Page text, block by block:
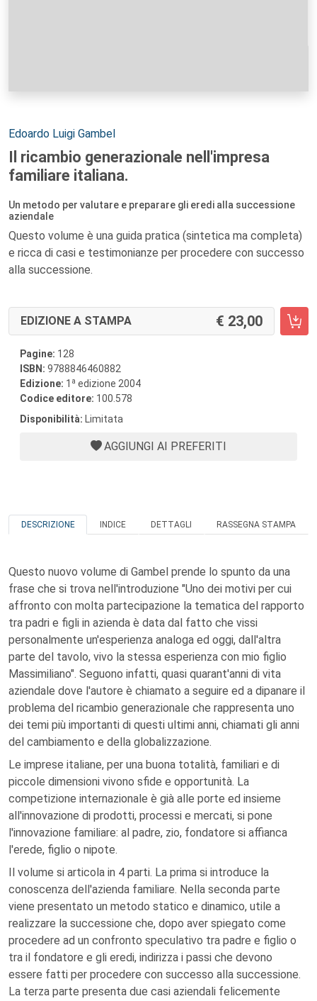
Autori:
Edoardo Luigi Gambel
Il ricambio generazionale nell'impresa
familiare italiana.
Un metodo per valutare e preparare gli eredi alla successione
aziendale
Questo volume è una guida pratica (sintetica ma completa)
e ricca di casi e testimonianze per procedere con successo
alla successione.
EDIZIONE A STAMPA 23,00
Pagine: 128
ISBN: 9788846460882
Edizione: 1 a edizione 2004
Codice editore: 100.578
Disponibilità: Limitata
AGGIUNGI AI PREFERITI
DESCRIZIONE INDICE DETTAGLI RASSEGNA STAMPA
Questo nuovo volume di Gambel prende lo spunto da una
frase che si trova nell'introduzione "Uno dei motivi per cui
affronto con molta partecipazione la tematica del rapporto
tra padri e figli in azienda è data dal fatto che vissi
personalmente un'esperienza analoga ed oggi, dall'altra
parte del tavolo, vivo la stessa esperienza con mio figlio
Massimiliano". Seguono infatti, quasi quarant'anni di vita
aziendale dove l'autore è chiamato a seguire ed a dipanare il
problema del ricambio generazionale che rappresenta uno
dei temi più importanti di questi ultimi anni, chiamati gli anni
del cambiamento e della globalizzazione.
Le imprese italiane, per una buona totalità, familiari e di
piccole dimensioni vivono sfide e opportunità. La
competizione internazionale è già alle porte ed insieme
all'innovazione di prodotti, processi e mercati, si pone
l'innovazione familiare: al padre, zio, fondatore si affianca
l'erede, figlio o nipote.
Il volume si articola in 4 parti. La prima si introduce la
conoscenza dell'azienda familiare. Nella seconda parte
viene presentato un metodo statico e dinamico, utile a
realizzare la successione che, dopo aver spiegato come
procedere ad un confronto speculativo tra padre e figlio o
tra il fondatore e gli eredi, indirizza i passi che devono
essere fatti per procedere con successo alla successione.
La terza parte presenta due casi aziendali felicemente